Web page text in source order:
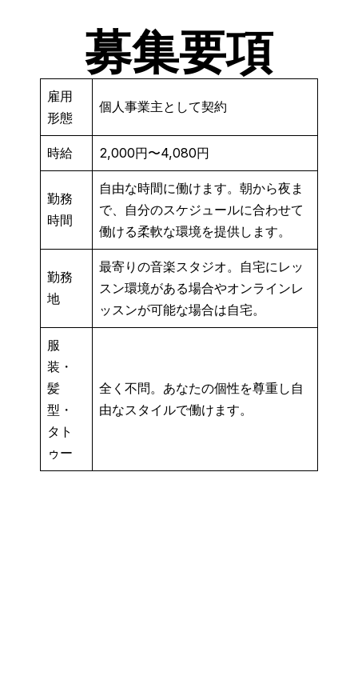
募集要項
雇用
形態
個人事業主として契約
時給 2,000円〜4,080円
勤務
時間
自由な時間に働けます。朝から夜ま
で、自分のスケジュールに合わせて
働ける柔軟な環境を提供します。
勤務
地
最寄りの音楽スタジオ。自宅にレッ
スン環境がある場合やオンラインレ
ッスンが可能な場合は自宅。
服
装・
髪
型・
タト
ゥー
全く不問。あなたの個性を尊重し自
由なスタイルで働けます。